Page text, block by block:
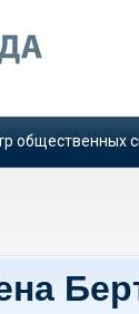
общественных